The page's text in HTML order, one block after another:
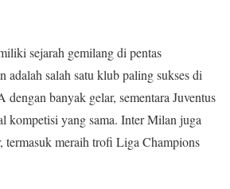
sejarah gemilang di pentas
adalah salah satu klub paling sukses di
banyak gelar, sementara Juventus
kompetisi yang sama. Inter Milan juga
termasuk meraih trofi Liga Champions